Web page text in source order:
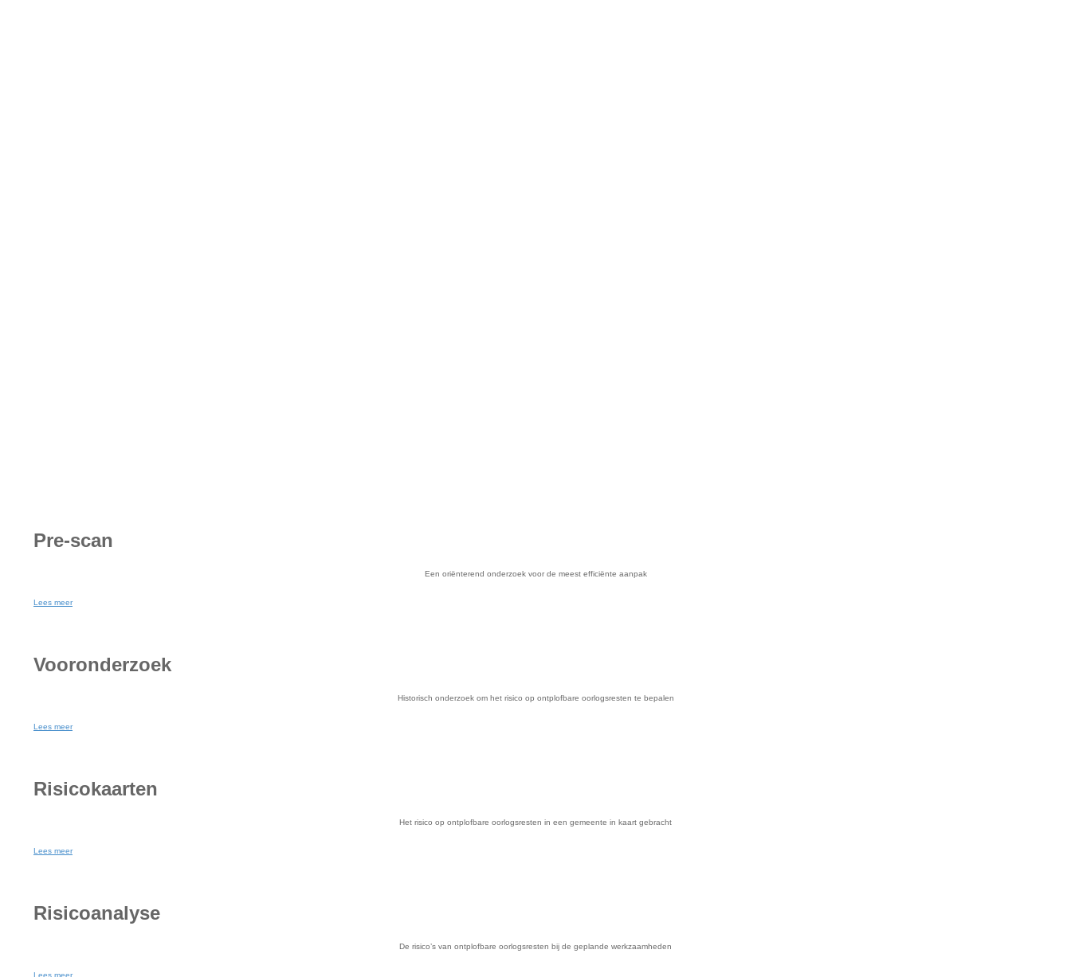
Pre-scan
Een oriënterend onderzoek voor de meest efficiënte aanpak
Lees meer
Vooronderzoek
Historisch onderzoek om het risico op ontplofbare oorlogsresten te bepalen
Lees meer
Risicokaarten
Het risico op ontplofbare oorlogsresten in een gemeente in kaart gebracht
Lees meer
Risicoanalyse
De risico’s van ontplofbare oorlogsresten bij de geplande werkzaamheden
Lees meer